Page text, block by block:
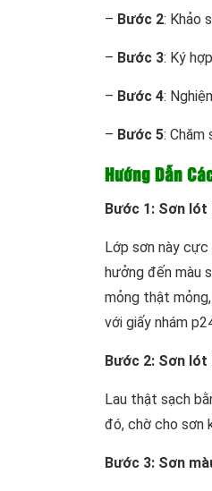
– Bước 2: Khảo
– Bước 3: Ký
– Bước 4:
– Bước 5: Chăm
Hướng Dẫn
Bước 1: Sơn lót
Lớp sơn này cực
hưởng đến màu
mỏng thật
với giấy nhám
Bước 2: Sơn lót
Lau thật sạch
đó, chờ cho sơn
Bước 3: Sơn